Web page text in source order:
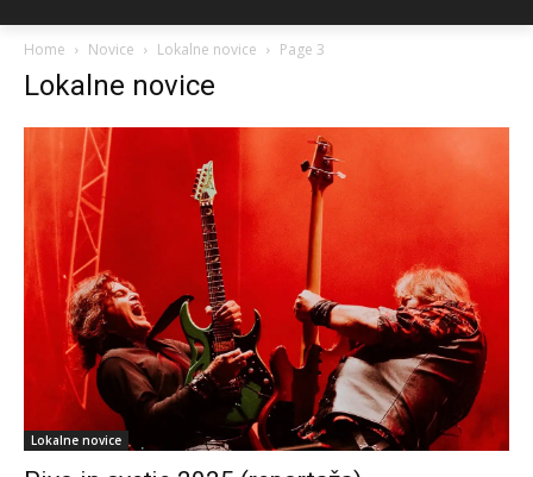
Home Novice Lokalne novice Page 3
Lokalne novice
Lokalne novice